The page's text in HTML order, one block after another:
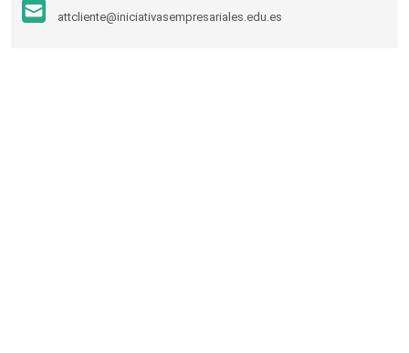
attcliente@iniciativasempresariales.edu.es